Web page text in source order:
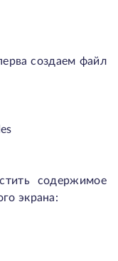
создаем файл
содержимое
экрана: